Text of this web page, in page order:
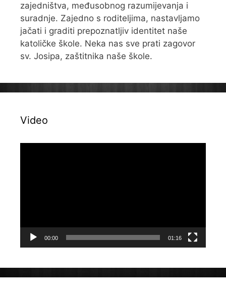
zajedništva, međusobnog razumijevanja i
suradnje. Zajedno s roditeljima, nastavljamo
jačati i graditi prepoznatljiv identitet naše
katoličke škole. Neka nas sve prati zagovor
sv. Josipa, zaštitnika naše škole.
Video
00:00 01:16